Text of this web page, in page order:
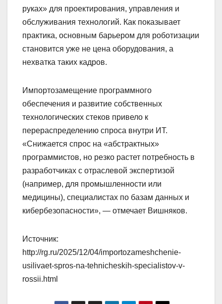
руках» для проектирования, управления и
обслуживания технологий. Как показывает
практика, основным барьером для роботизации
становится уже не цена оборудования, а
нехватка таких кадров.
Импортозамещение программного
обеспечения и развитие собственных
технологических стеков привело к
перераспределению спроса внутри ИТ.
«Снижается спрос на «абстрактных»
программистов, но резко растет потребность в
разработчиках с отраслевой экспертизой
(например, для промышленности или
медицины), специалистах по базам данных и
кибербезопасности», — отмечает Вишняков.
Источник:
http://rg.ru/2025/12/04/importozameshchenie-
usilivaet-spros-na-tehnicheskih-specialistov-v-
rossii.html